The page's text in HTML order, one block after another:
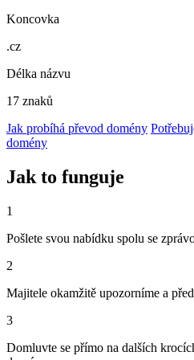
Koncovka
.cz
Délka názvu
17 znaků
Jak probíhá převod domény
domény
Jak to funguje
1
Pošlete svou nabídku spolu se
2
Majitele okamžitě upozorníme a
3
Domluvte se přímo na dalších